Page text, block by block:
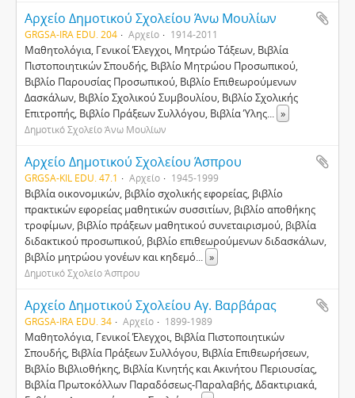
Αρχείο Δημοτικού Σχολείου Άνω Μουλίων
GRGSA-IRA EDU. 204 Αρχείο 1914-2011
Μαθητολόγια, Γενικοί Έλεγχοι, Μητρώο Τάξεων, Βιβλία
Πιστοποιητικών Σπουδής, Βιβλίο Μητρώου Προσωπικού,
Βιβλίο Παρουσίας Προσωπικού, Βιβλίο Επιθεωρούμενων
Δασκάλων, Βιβλίο Σχολικού Συμβουλίου, Βιβλίο Σχολικής
Επιτροπής, Βιβλίο Πράξεων Συλλόγου, Βιβλία Ύλης... »
Δημοτικό Σχολείο Άνω Μουλίων
Αρχείο Δημοτικού Σχολείου Άσπρου
GRGSA-KIL EDU. 47.1 Αρχείο 1945-1999
Βιβλία οικονομικών, βιβλίο σχολικής εφορείας, βιβλίο
πρακτικών εφορείας μαθητικών συσσιτίων, βιβλίο αποθήκης
τροφίμων, βιβλίο πράξεων μαθητικού συνεταιρισμού, βιβλία
διδακτικού προσωπικού, βιβλίο επιθεωρούμενων διδασκάλων,
βιβλίο μητρώου γονέων και κηδεμό... »
Δημοτικό Σχολείο Άσπρου
Αρχείο Δημοτικού Σχολείου Αγ. Βαρβάρας
GRGSA-IRA EDU. 34 Αρχείο 1899-1989
Mαθητολόγια, Γενικοί Έλεγχοι, Bιβλία Πιστοποιητικών
Σπουδής, Bιβλία Πράξεων Συλλόγου, Bιβλία Eπιθεωρήσεων,
Bιβλίο Bιβλιοθήκης, Bιβλία Kινητής και Aκινήτου Περιουσίας,
Bιβλία Πρωτοκόλλων Παραδόσεως-Παραλαβής, Δδακτιριακά,